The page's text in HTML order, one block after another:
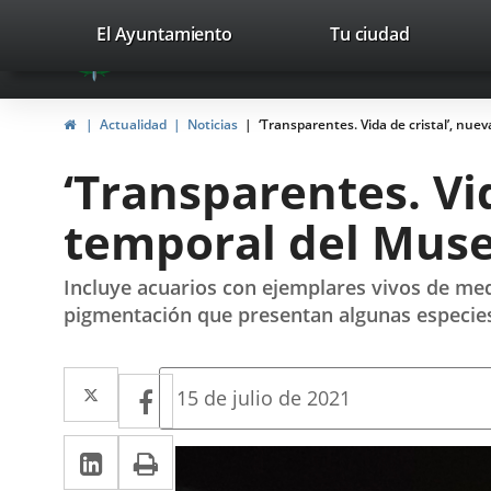
Portal
Web
del
Valladolid
avaTop
valladolid.es
El Ayuntamiento Tu ciudad
InicioActualidad Noticias ‘Transparentes. Vida de cristal’,
‘Transparentes.
temporal del
Incluye acuarios con ejemplares vivos de
pigmentación que presentan algunas
Twitter
Enlace
a
una
Facebook
Enlace
a
una
LinkedIn
EnlaceImprimir
Fecha
la
15 de julio de 2021